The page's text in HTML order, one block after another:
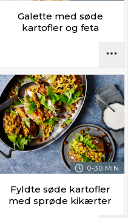
Galette med søde
kartofler og feta
0-30 MIN.
Fyldte søde kartofler
med sprøde kikærter